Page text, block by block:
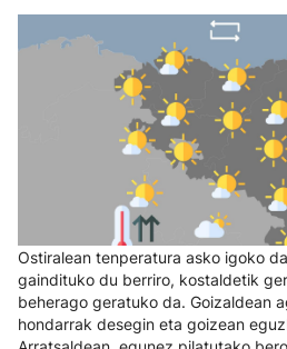
Ostiralean tenperatura asko igoko
gaindituko du berriro, kostaldetik
beherago geratuko da. Goizaldean
hondarrak desegin eta goizean